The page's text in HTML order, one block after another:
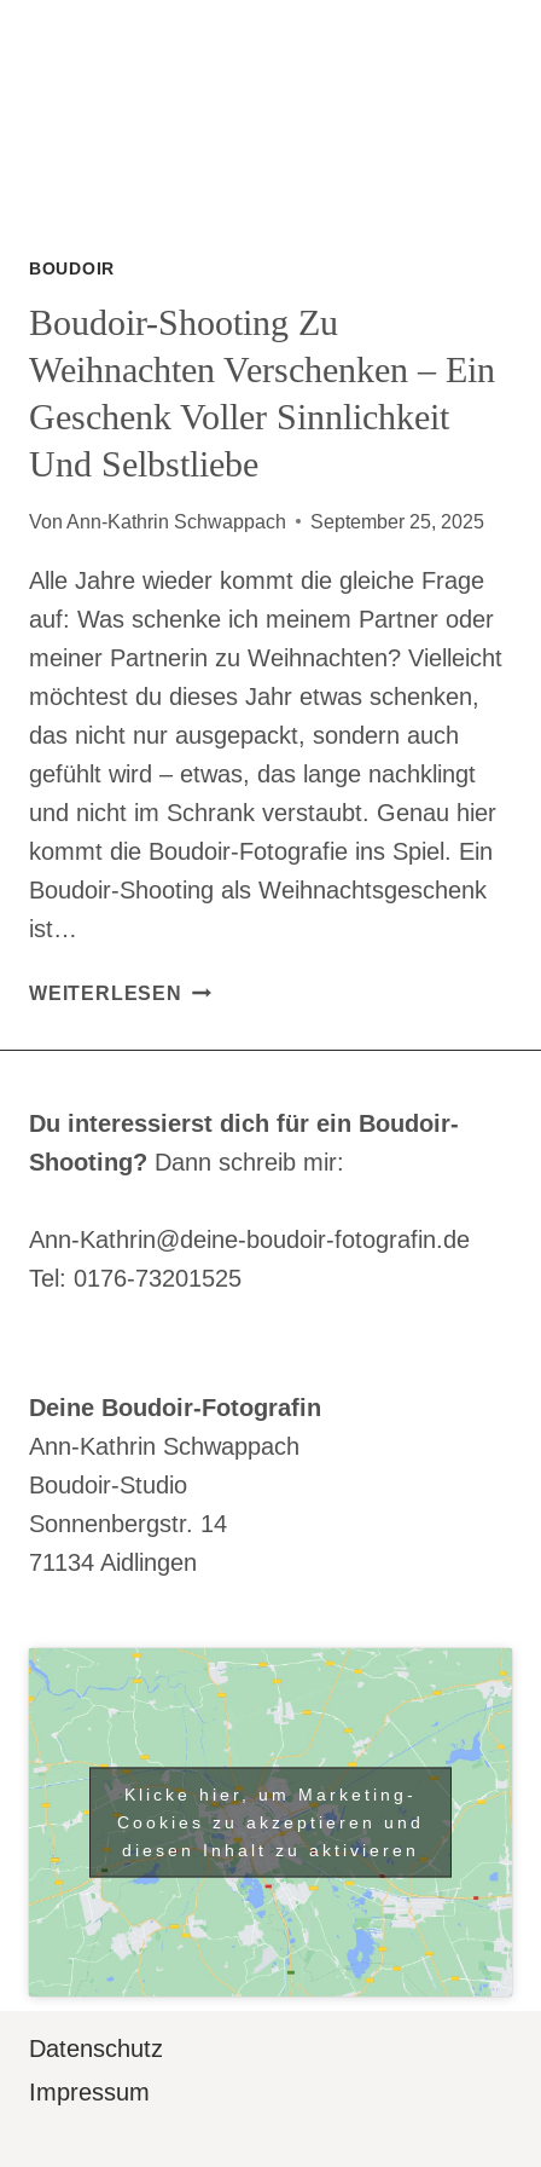
BOUDOIR
Boudoir-Shooting Zu
Weihnachten Verschenken – Ein
Geschenk Voller Sinnlichkeit
Und Selbstliebe
Von Ann-Kathrin Schwappach September 25, 2025
Alle Jahre wieder kommt die gleiche Frage
auf: Was schenke ich meinem Partner oder
meiner Partnerin zu Weihnachten? Vielleicht
möchtest du dieses Jahr etwas schenken,
das nicht nur ausgepackt, sondern auch
gefühlt wird – etwas, das lange nachklingt
und nicht im Schrank verstaubt. Genau hier
kommt die Boudoir-Fotografie ins Spiel. Ein
Boudoir-Shooting als Weihnachtsgeschenk
ist…
WEITERLESEN
BOUDOIR-
ZU
–
EIN
VOLLER
UND
Du interessierst dich für ein Boudoir-
Shooting? Dann schreib mir:
Ann-Kathrin@deine-boudoir-fotografin.de
Tel: 0176-73201525
Deine Boudoir-Fotografin
Ann-Kathrin Schwappach
Boudoir-Studio
Sonnenbergstr. 14
71134 Aidlingen
Klicke hier, um Marketing-
Cookies zu akzeptieren und
diesen Inhalt zu aktivieren
Datenschutz
Impressum